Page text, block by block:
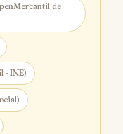
de
· INE)